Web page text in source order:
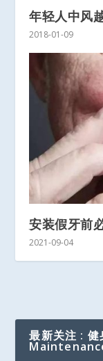
年轻人中风
2018-01-09
安装假牙前
2021-09-04
最新关注 :